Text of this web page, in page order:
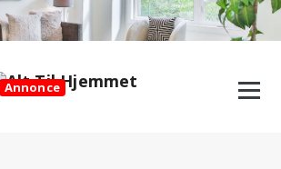
Annonce